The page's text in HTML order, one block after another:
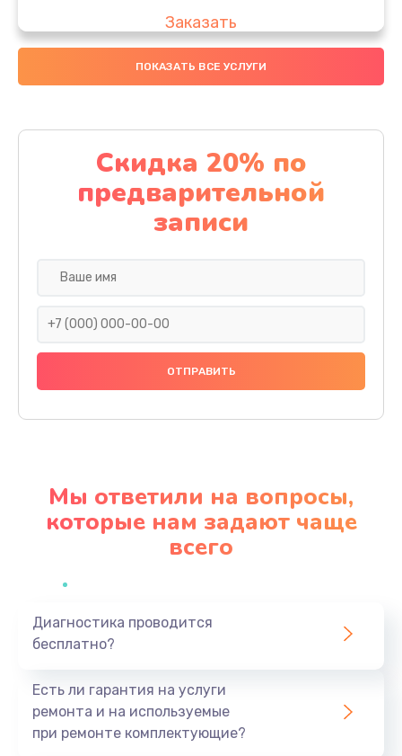
Заказать
Замена стекла
Обновление ПО
890 руб.
Заказать
Заказать
Замена аккумулятора
620 руб.
Заказать
940 руб.
Заказать
Заказать
490 руб.
Заказать
ПОКАЗАТЬ ВСЕ УСЛУГИ
Скидка 20% по
предварительной
записи
Мы ответили на вопросы,
которые нам задают чаще
всего
Диагностика проводится
бесплатно?
Есть ли гарантия на услуги
ремонта и на используемые
при ремонте комплектующие?